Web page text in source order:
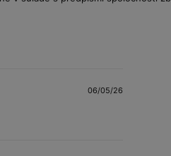
06/05/26